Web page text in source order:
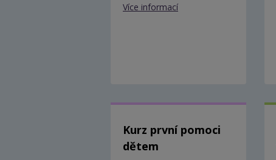
Více informací
Kurz první pomoci
dětem